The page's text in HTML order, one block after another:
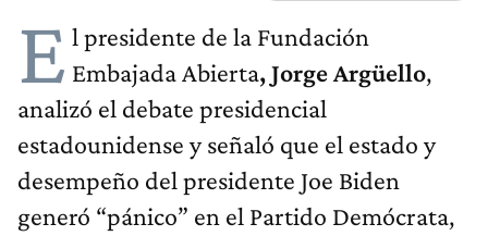
E l presidente de la Fundación
Embajada Abierta, Jorge Argüello,
analizó el debate presidencial
estadounidense y señaló que el estado y
desempeño del presidente Joe Biden
generó “pánico” en el Partido Demócrata,